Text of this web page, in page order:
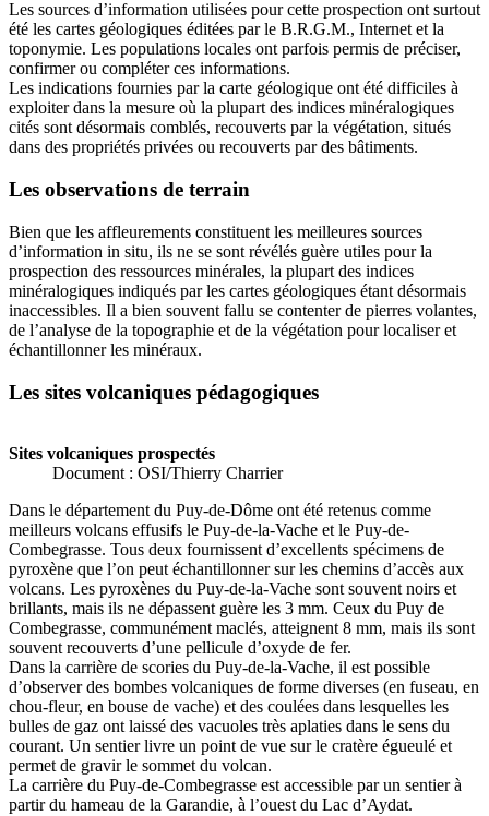
Les sources d’information utilisées pour cette prospection ont surtout
été les cartes géologiques éditées par le B.R.G.M., Internet et la
toponymie. Les populations locales ont parfois permis de préciser,
confirmer ou compléter ces informations.
Les indications fournies par la carte géologique ont été difficiles à
exploiter dans la mesure où la plupart des indices minéralogiques
cités sont désormais comblés, recouverts par la végétation, situés
dans des propriétés privées ou recouverts par des bâtiments.
Les observations de terrain
Bien que les affleurements constituent les meilleures sources
d’information in situ, ils ne se sont révélés guère utiles pour la
prospection des ressources minérales, la plupart des indices
minéralogiques indiqués par les cartes géologiques étant désormais
inaccessibles. Il a bien souvent fallu se contenter de pierres volantes,
de l’analyse de la topographie et de la végétation pour localiser et
échantillonner les minéraux.
Les sites volcaniques pédagogiques
Sites volcaniques prospectés
Document : OSI/Thierry Charrier
Dans le département du Puy-de-Dôme ont été retenus comme
meilleurs volcans effusifs le Puy-de-la-Vache et le Puy-de-
Combegrasse. Tous deux fournissent d’excellents spécimens de
pyroxène que l’on peut échantillonner sur les chemins d’accès aux
volcans. Les pyroxènes du Puy-de-la-Vache sont souvent noirs et
brillants, mais ils ne dépassent guère les 3 mm. Ceux du Puy de
Combegrasse, communément maclés, atteignent 8 mm, mais ils sont
souvent recouverts d’une pellicule d’oxyde de fer.
Dans la carrière de scories du Puy-de-la-Vache, il est possible
d’observer des bombes volcaniques de forme diverses (en fuseau, en
chou-fleur, en bouse de vache) et des coulées dans lesquelles les
bulles de gaz ont laissé des vacuoles très aplaties dans le sens du
courant. Un sentier livre un point de vue sur le cratère égueulé et
permet de gravir le sommet du volcan.
La carrière du Puy-de-Combegrasse est accessible par un sentier à
partir du hameau de la Garandie, à l’ouest du Lac d’Aydat.